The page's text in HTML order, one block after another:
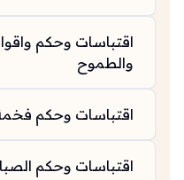
اقتباسات وحكم
والطموح
اقتباسات وحكم
اقتباسات وحكم